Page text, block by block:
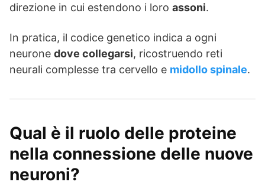
direzione in cui estendono i loro assoni.
In pratica, il codice genetico indica a ogni
neurone dove collegarsi, ricostruendo reti
neurali complesse tra cervello e midollo spinale.
Qual è il ruolo delle proteine
nella connessione delle nuove
neuroni?